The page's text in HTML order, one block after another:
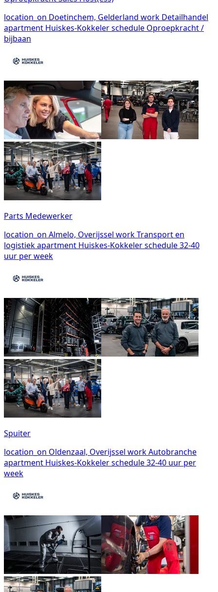
location_on Doetinchem, Gelderland work Detailhandel
apartment Huiskes-Kokkelerschedule Oproepkracht /
bijbaan
Parts Medewerker
location_on Almelo, Overijssel workTransport en
logistiekapartment Huiskes-Kokkelerschedule32-40
uur per week
Spuiter
location_on Oldenzaal, Overijssel workAutobranche
apartment Huiskes-Kokkelerschedule32-40 uur per
week